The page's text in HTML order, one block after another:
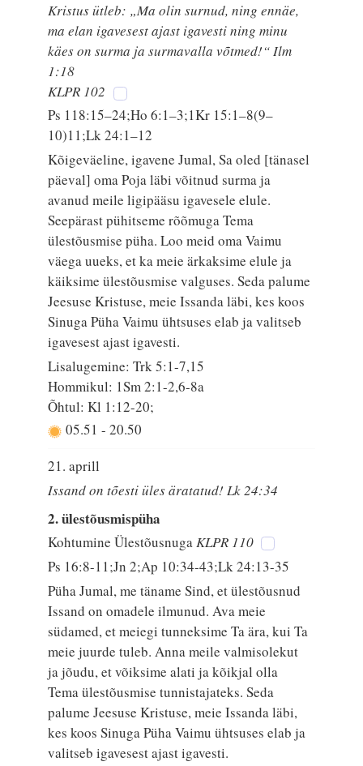
Kristus ütleb: „Ma olin surnud, ning ennäe,
ma elan igavesest ajast igavesti ning minu
käes on surma ja surmavalla võtmed!“ Ilm
1:18
KLPR 102
Ps 118:15–24;Ho 6:1–3;1Kr 15:1–8(9–
10)11;Lk 24:1–12
Kõigeväeline, igavene Jumal, Sa oled [tänasel
päeval] oma Poja läbi võitnud surma ja
avanud meile ligipääsu igavesele elule.
Seepärast pühitseme rõõmuga Tema
ülestõusmise püha. Loo meid oma Vaimu
väega uueks, et ka meie ärkaksime elule ja
käiksime ülestõusmise valguses. Seda palume
Jeesuse Kristuse, meie Issanda läbi, kes koos
Sinuga Püha Vaimu ühtsuses elab ja valitseb
igavesest ajast igavesti.
Lisalugemine: Trk 5:1-7,15
Hommikul: 1Sm 2:1-2,6-8a
Õhtul: Kl 1:12-20;
05.51-20.50
21. aprill
Issand on tõesti üles äratatud! Lk 24:34
2. ülestõusmispüha
Kohtumine ÜlestõusnugaKLPR 110
Ps 16:8-11;Jn 2;Ap 10:34-43;Lk 24:13-35
Püha Jumal, me täname Sind, et ülestõusnud
Issand on omadele ilmunud. Ava meie
südamed, et meiegi tunneksime Ta ära, kui Ta
meie juurde tuleb. Anna meile valmisolekut
ja jõudu, et võiksime alati ja kõikjal olla
Tema ülestõusmise tunnistajateks. Seda
palume Jeesuse Kristuse, meie Issanda läbi,
kes koos Sinuga Püha Vaimu ühtsuses elab ja
valitseb igavesest ajast igavesti.